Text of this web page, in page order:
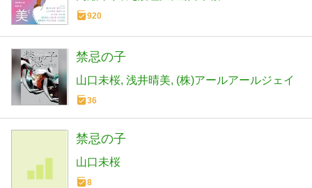
920
禁忌の子
山口未桜 浅井晴美 (株)アールアールジェイ
36
禁忌の子
山口未桜
8